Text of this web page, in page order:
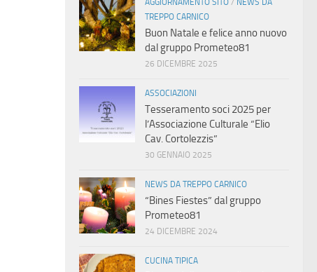
AGGIORNAMENTO SITO / NEWS DA
TREPPO CARNICO
Buon Natale e felice anno nuovo
dal gruppo Prometeo81
26 DICEMBRE 2025
ASSOCIAZIONI
Tesseramento soci 2025 per
l’Associazione Culturale “Elio
Cav. Cortolezzis”
30 GENNAIO 2025
NEWS DA TREPPO CARNICO
“Bines Fiestes” dal gruppo
Prometeo81
24 DICEMBRE 2024
CUCINA TIPICA